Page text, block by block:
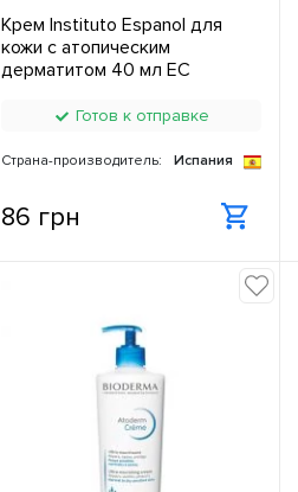
Крем Instituto Espanol для
кожи с атопическим
дерматитом 40 мл ЕС
Готов к отправке
Страна-производитель: Испания
86 грн